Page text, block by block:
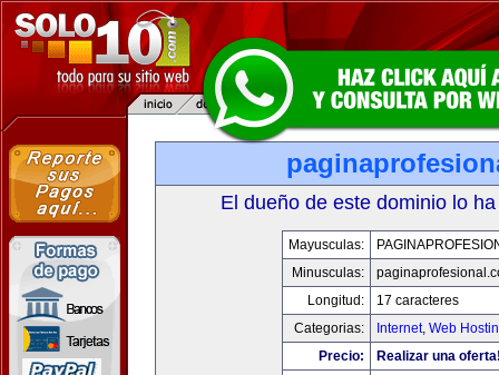
El dueño de este dominio lo
Mayusculas:
Minusculas:
Longitud:
17 caracteres
Categorias:
Internet, Web
Precio:
Realizar una